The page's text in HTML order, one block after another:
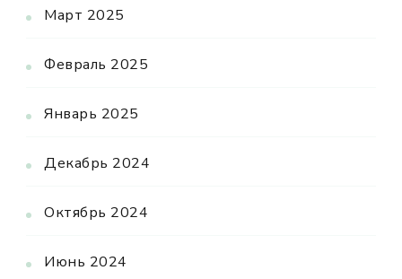
Март 2025
Февраль 2025
Январь 2025
Декабрь 2024
Октябрь 2024
Июнь 2024